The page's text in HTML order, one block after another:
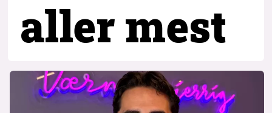
aller mest